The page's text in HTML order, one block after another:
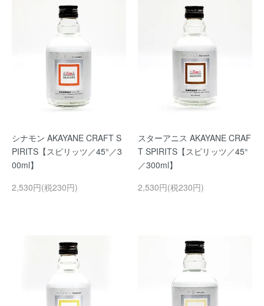
シナモン AKAYANE CRAFT S
PIRITS【スピリッツ／45°／3
00ml】
2,530円(税230円)
スターアニス AKAYANE CRAF
T SPIRITS【スピリッツ／45°
／300ml】
2,530円(税230円)